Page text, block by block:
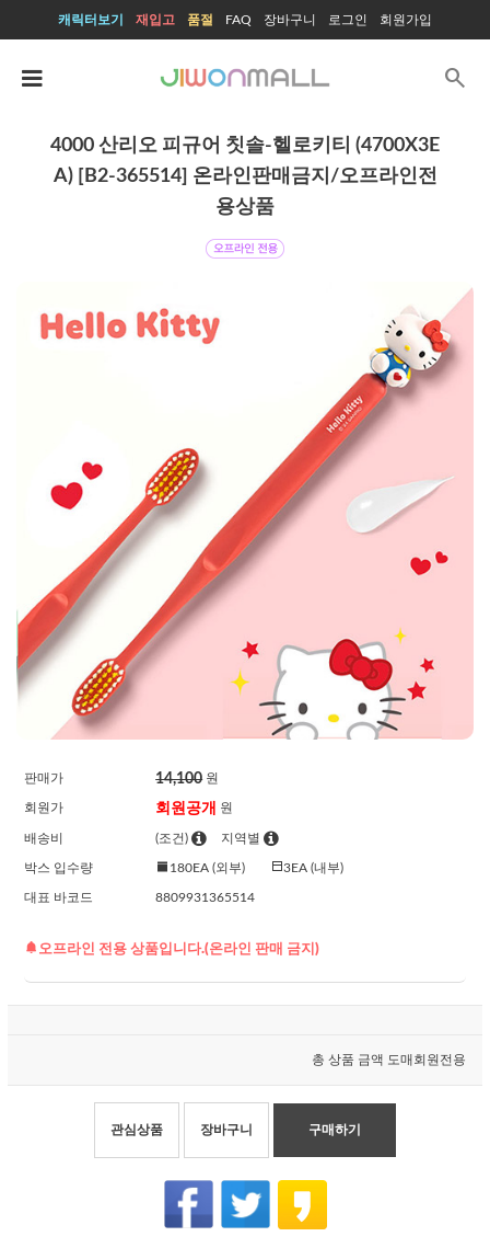
캐릭터보기 재입고 품절 FAQ 장바구니 로그인 회원가입
search
4000 산리오 피규어 칫솔-헬로키티 (4700X3E
A) [B2-365514] 온라인판매금지/오프라인전
용상품
판매가 14,100원
회원가 회원공개 원
배송비 (조건) 지역별
박스 입수량 180EA (외부) 3EA (내부)
대표 바코드 8809931365514
오프라인 전용 상품입니다.(온라인 판매 금지)
총 상품 금액 도매회원전용
관심상품 장바구니 구매하기